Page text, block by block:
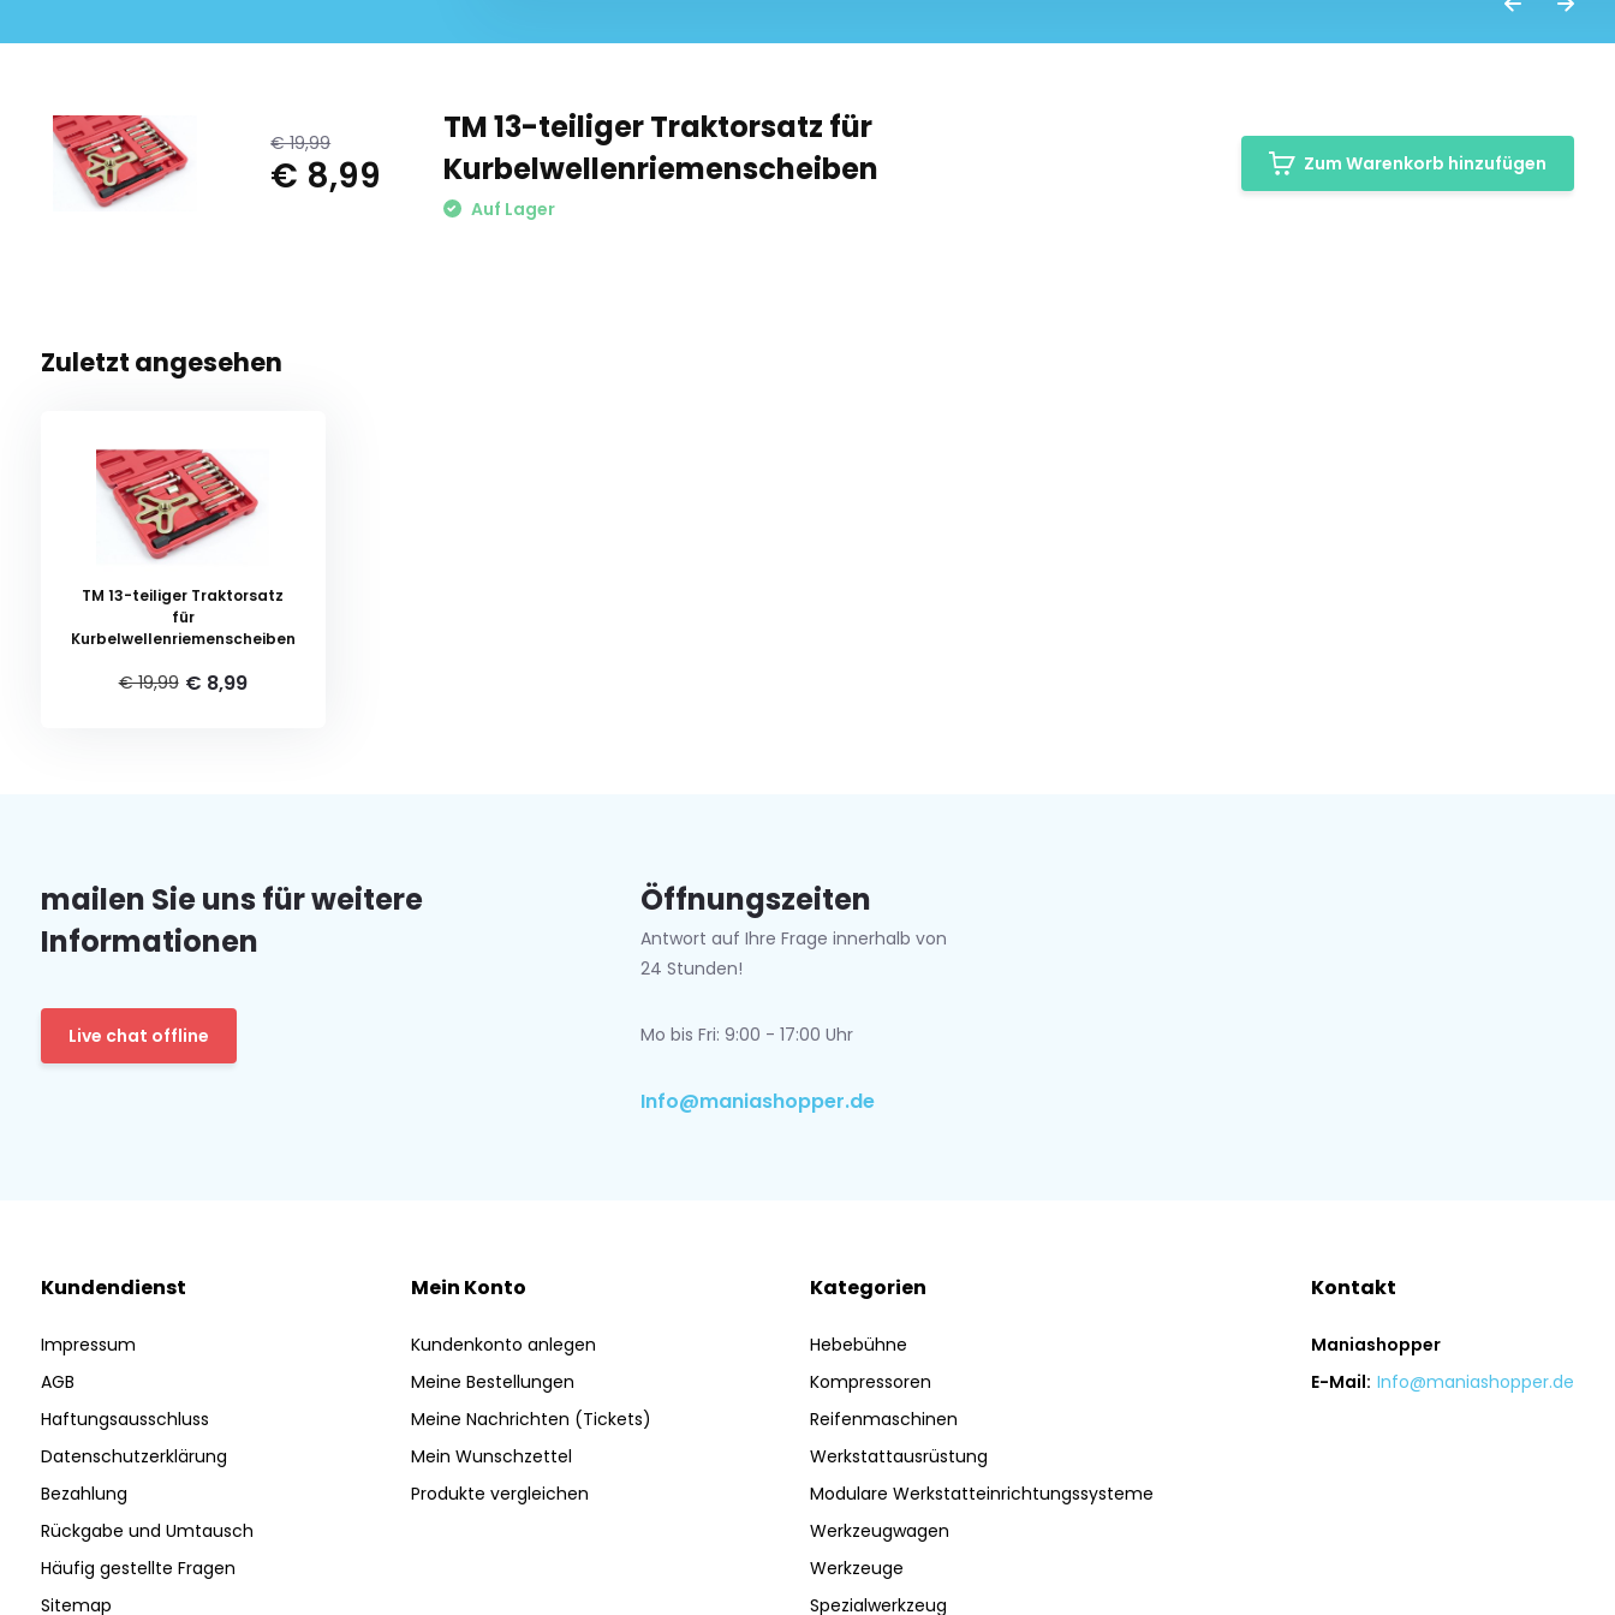
€ 19,99
€ 8,99
TM 13-teiliger Traktorsatz für
Kurbelwellenriemenscheiben
Auf Lager
Zum Warenkorb hinzufügen
Zuletzt angesehen
TM 13-teiliger Traktorsatz
für
Kurbelwellenriemenscheiben
€ 19,99 € 8,99
mailen Sie uns für weitere
Informationen
Live chat offline
Öffnungszeiten
Antwort auf Ihre Frage innerhalb von
24 Stunden!
Mo bis Fri: 9:00 - 17:00 Uhr
Info@maniashopper.de
Kundendienst
Impressum
AGB
Haftungsausschluss
Datenschutzerklärung
Bezahlung
Rückgabe und Umtausch
Häufig gestellte Fragen
Sitemap
Mein Konto
Kundenkonto anlegen
Meine Bestellungen
Meine Nachrichten (Tickets)
Mein Wunschzettel
Produkte vergleichen
Kategorien
Hebebühne
Kompressoren
Reifenmaschinen
Werkstattausrüstung
Modulare Werkstatteinrichtungssysteme
Werkzeugwagen
Werkzeuge
Spezialwerkzeug
Kontakt
Maniashopper
E-Mail: Info@maniashopper.de